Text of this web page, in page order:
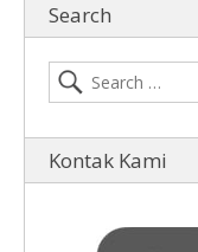
Search
Kontak Kami